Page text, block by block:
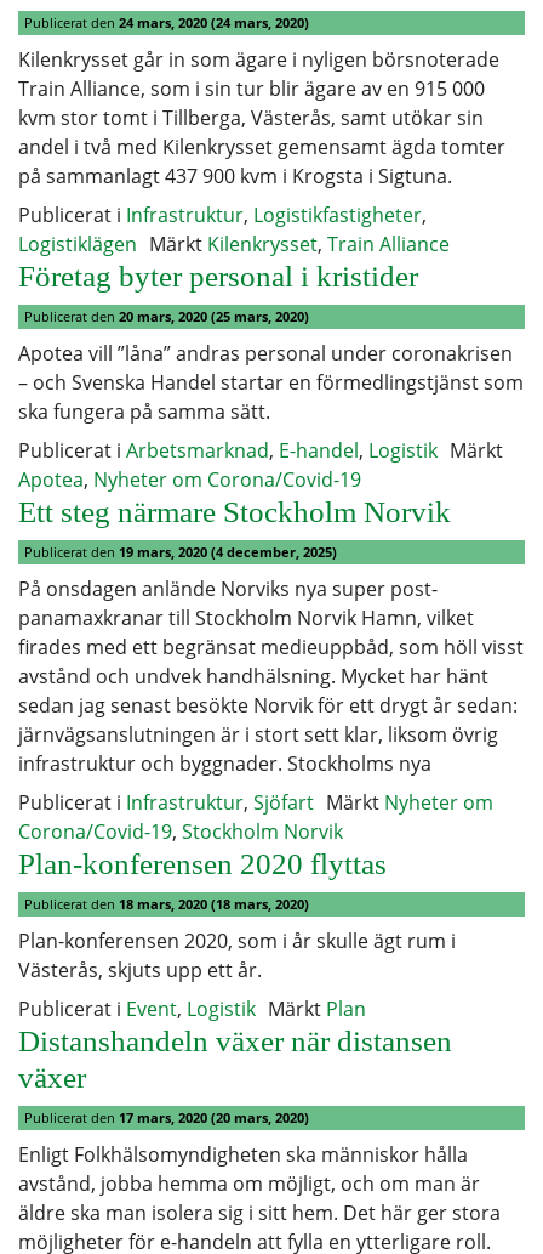
Publicerat den 24 mars, 2020 (24 mars, 2020)
Kilenkrysset går in som ägare i nyligen börsnoterade
Train Alliance, som i sin tur blir ägare av en 915 000
kvm stor tomt i Tillberga, Västerås, samt utökar sin
andel i två med Kilenkrysset gemensamt ägda tomter
på sammanlagt 437 900 kvm i Krogsta i Sigtuna.
Publicerat i Infrastruktur, Logistikfastigheter,
Logistiklägen Märkt Kilenkrysset, Train Alliance
Företag byter personal i kristider
Publicerat den 20 mars, 2020 (25 mars, 2020)
Apotea vill ”låna” andras personal under coronakrisen
– och Svenska Handel startar en förmedlingstjänst som
ska fungera på samma sätt.
Publicerat i Arbetsmarknad, E-handel, Logistik Märkt
Apotea, Nyheter om Corona/Covid-19
Ett steg närmare Stockholm Norvik
Publicerat den 19 mars, 2020 (4 december, 2025)
På onsdagen anlände Norviks nya super post-
panamaxkranar till Stockholm Norvik Hamn, vilket
firades med ett begränsat medieuppbåd, som höll visst
avstånd och undvek handhälsning. Mycket har hänt
sedan jag senast besökte Norvik för ett drygt år sedan:
järnvägsanslutningen är i stort sett klar, liksom övrig
infrastruktur och byggnader. Stockholms nya
Publicerat i Infrastruktur, Sjöfart Märkt Nyheter om
Corona/Covid-19, Stockholm Norvik
Plan-konferensen 2020 flyttas
Publicerat den 18 mars, 2020 (18 mars, 2020)
Plan-konferensen 2020, som i år skulle ägt rum i
Västerås, skjuts upp ett år.
Publicerat i Event, Logistik Märkt Plan
Distanshandeln växer när distansen
växer
Publicerat den 17 mars, 2020 (20 mars, 2020)
Enligt Folkhälsomyndigheten ska människor hålla
avstånd, jobba hemma om möjligt, och om man är
äldre ska man isolera sig i sitt hem. Det här ger stora
möjligheter för e-handeln att fylla en ytterligare roll.